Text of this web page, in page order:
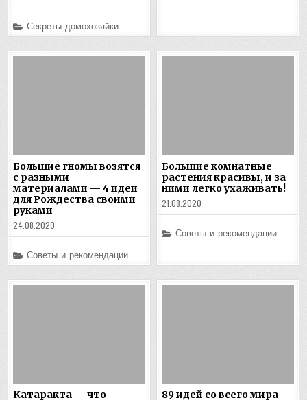
Posted
in
Секреты домохозяйки
Большие гномы возятся
с разными
материалами — 4 идеи
для Рождества своими
руками
24.08.2020
Posted
in
Советы и рекомендации
Большие комнатные
растения красивы, и за
ними легко ухаживать!
21.08.2020
Posted
Советы и рекомендации
Катаракта — что
89 идей со всего мира